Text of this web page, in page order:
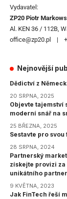
Vydavatel:
ZP20 Piotr
Al. KEN 36 / 112B,
office@zp20.pl |
Nejnovější
Dědictví z
20 SRPNA, 2025
Objevte tajemství
moderní snář na
25 BŘEZNA, 2025
Sestavte pro
28 SRPNA, 2024
Partnerský
získejte provizi
unikátního
9 KVĚTNA, 2023
Jak FinTech řeší